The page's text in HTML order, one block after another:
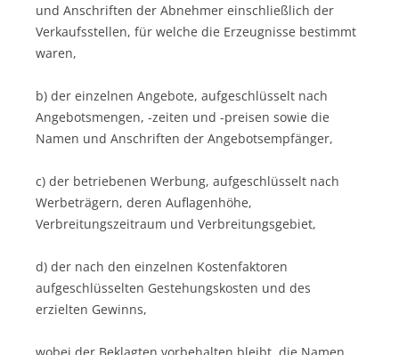
und Anschriften der Abnehmer einschließlich der
Verkaufsstellen, für welche die Erzeugnisse bestimmt
waren,
b) der einzelnen Angebote, aufgeschlüsselt nach
Angebotsmengen, -zeiten und -preisen sowie die
Namen und Anschriften der Angebotsempfänger,
c) der betriebenen Werbung, aufgeschlüsselt nach
Werbeträgern, deren Auflagenhöhe,
Verbreitungszeitraum und Verbreitungsgebiet,
d) der nach den einzelnen Kostenfaktoren
aufgeschlüsselten Gestehungskosten und des
erzielten Gewinns,
wobei der Beklagten vorbehalten bleibt, die Namen